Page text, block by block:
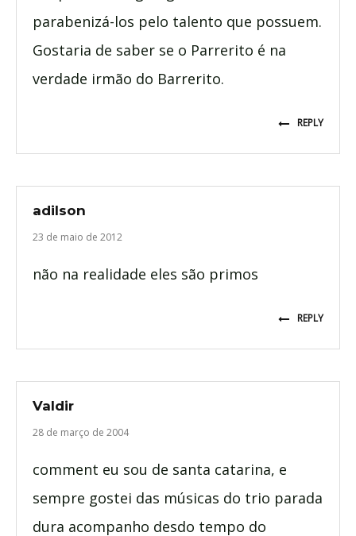
parabenizá-los pelo talento que possuem.
Gostaria de saber se o Parrerito é na
verdade irmão do Barrerito.
REPLY
adilson
23 de maio de 2012
não na realidade eles são primos
REPLY
Valdir
28 de março de 2004
comment eu sou de santa catarina, e
sempre gostei das músicas do trio parada
dura acompanho desdo tempo do